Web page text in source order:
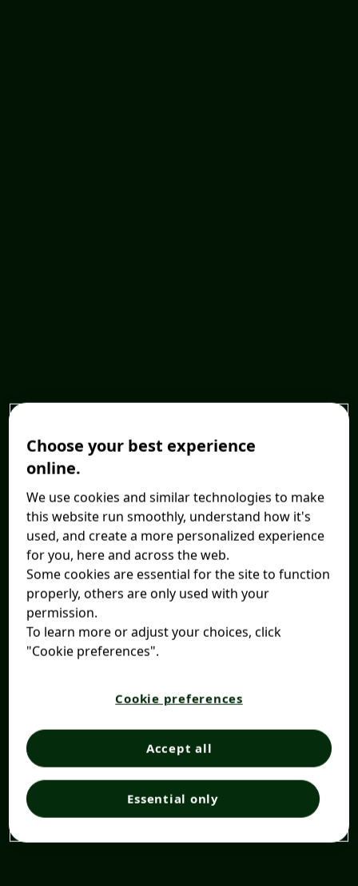
Choose your best experience
online.
We use cookies and similar technologies to make
this website run smoothly, understand how it's
used, and create a more personalized experience
for you, here and across the web.
Some cookies are essential for the site to function
properly, others are only used with your
permission.
To learn more or adjust your choices, click
"Cookie preferences".
Cookie preferences
Essential only
Accept all